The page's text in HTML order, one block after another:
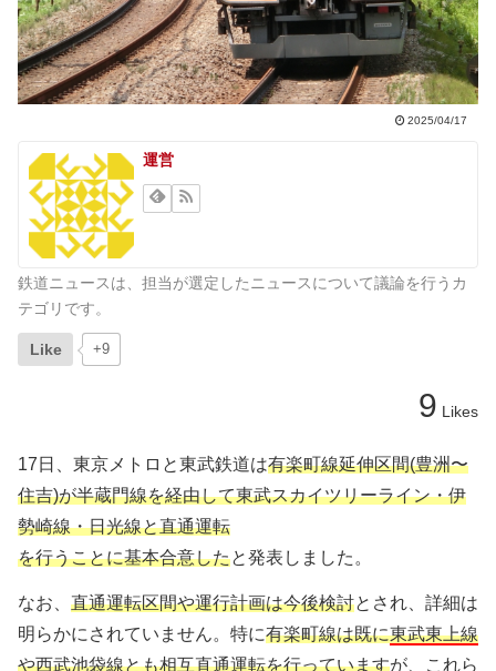
2025/04/17
運営
鉄道ニュースは、担当が選定したニュースについて議論を行うカ
テゴリです。
Like +9
9 Likes
17日、東京メトロと東武鉄道は有楽町線延伸区間(豊洲〜
住吉)が半蔵門線を経由して東武スカイツリーライン・伊
勢崎線・日光線と直通運転
を行うことに基本合意したと発表しました。
なお、 直通運転区間や運行計画は今後検討とされ、詳細は
明らかにされていません。特に有楽町線は既に東武東上線
や西武池袋線とも相互直通運転を行っていますが、これら